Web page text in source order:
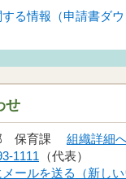
る情報（申請書ダ
せ
保育課 組織詳細
1111
（代表）
ールを送る（新し